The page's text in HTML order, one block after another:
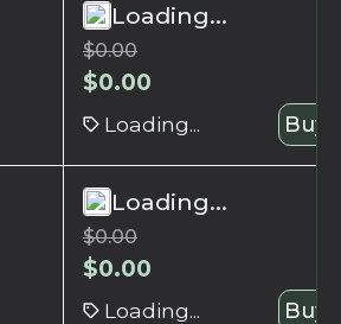
Loading...
$0.00
$0.00
Loading... Buy
Loading...
$0.00
$0.00
Loading... Buy